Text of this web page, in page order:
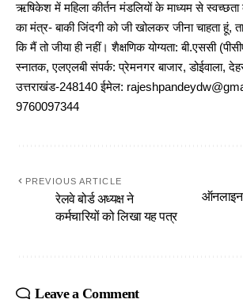
ऋषिकेश में महिला कीर्तन मंडलियों के माध्यम से
का मंत्र- बाकी जिंदगी को जी खोलकर जीना चाहता हूं,
कि मैं तो जीया ही नहीं। शैक्षणिक योग्यता: बी.एससी
स्नातक, एलएलबी संपर्क: प्रेमनगर बाजार, डोईवाला,
उत्तराखंड-248140 ईमेल:
9760097344
PREVIOUS ARTICLE
रेलवे बोर्ड अध्यक्ष ने
कर्मचारियों को लिखा यह पत्र
ऑनलाइन
Leave a Comment